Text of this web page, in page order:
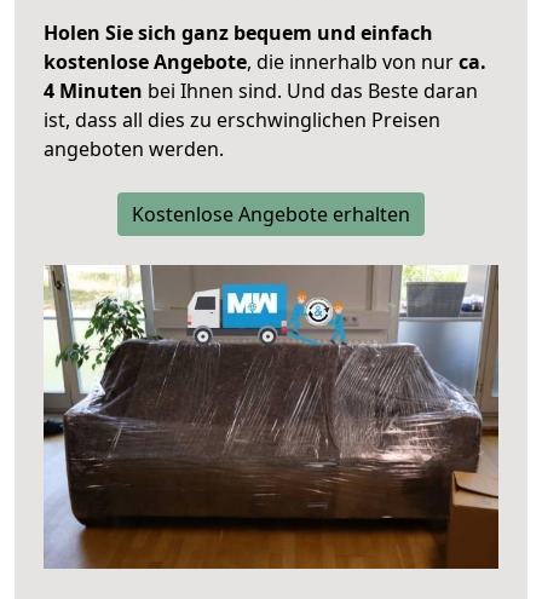
Holen Sie sich ganz bequem und einfach
kostenlose Angebote, die innerhalb von nurca.
4 Minuten bei Ihnen sind. Und das Beste daran
ist, dass all dies zu erschwinglichen Preisen
angeboten werden.
Kostenlose Angebote erhalten